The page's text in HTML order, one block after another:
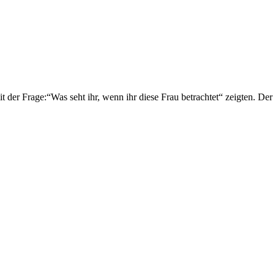
Frage:“Was seht ihr, wenn ihr diese Frau betrachtet“ zeigten. Der